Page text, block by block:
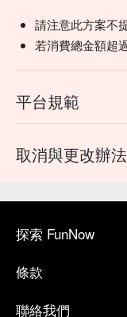
請注意此方案不
若消費總金額超
平台規範
取消與更改辦法
探索 FunNow
條款
聯絡我們